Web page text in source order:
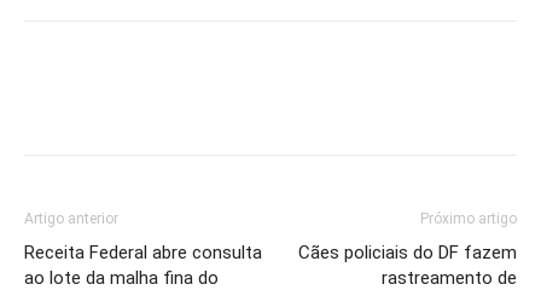
Artigo anterior
Receita Federal abre consulta
ao lote da malha fina do
Próximo artigo
Cães policiais do DF fazem
rastreamento de